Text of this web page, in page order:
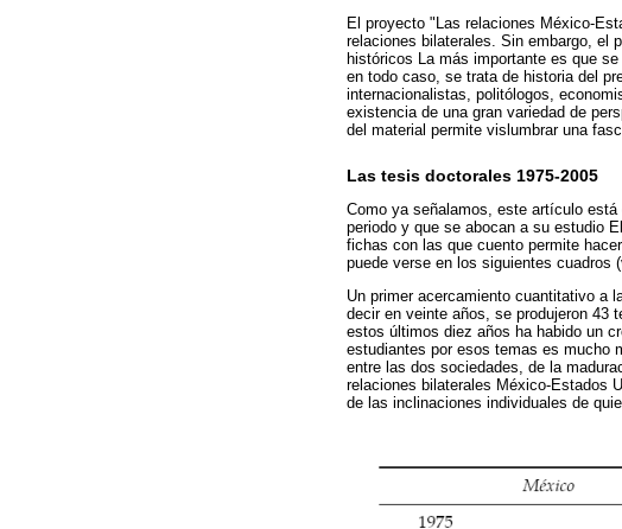
El proyecto "Las relaciones México-
relaciones bilaterales. Sin embargo, el
históricos La más importante es que
en todo caso, se trata de historia del
internacionalistas, politólogos,
existencia de una gran variedad de
del material permite vislumbrar una
Las tesis doctorales 1975-2005
Como ya señalamos, este artículo
periodo y que se abocan a su estudio
fichas con las que cuento permite
puede verse en los siguientes cuadros
Un primer acercamiento cuantitativo a
decir en veinte años, se produjeron 43
estos últimos diez años ha habido un
estudiantes por esos temas es mucho
entre las dos sociedades, de la
relaciones bilaterales México-Estados
de las inclinaciones individuales de